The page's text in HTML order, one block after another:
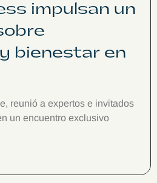
impulsan un
bienestar en
reunió a expertos e invitados
un encuentro exclusivo